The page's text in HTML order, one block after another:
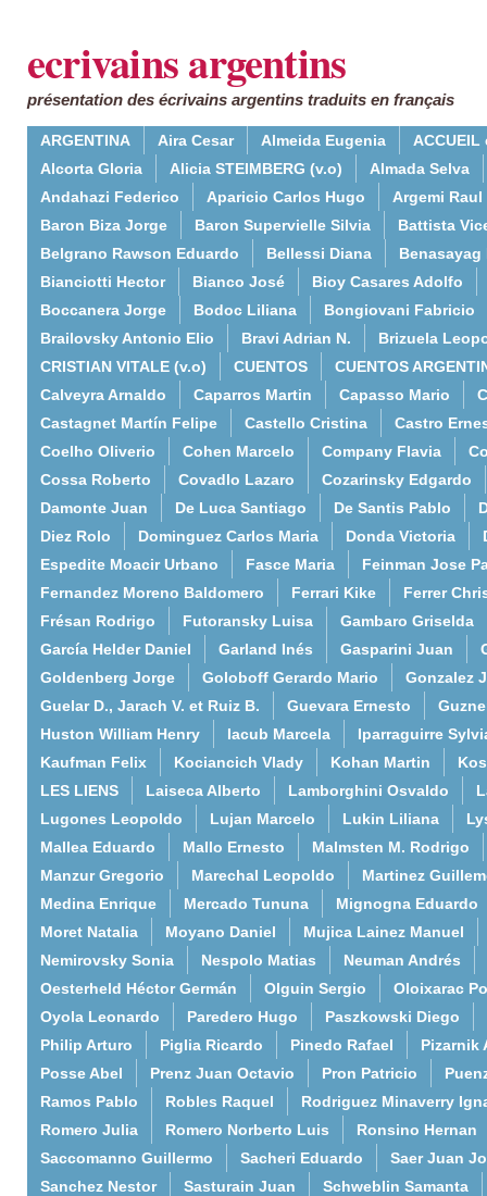
ecrivains argentins
présentation des écrivains argentins traduits en français
ARGENTINA Aira Cesar Almeida Eugenia
ACCUEIL
Alcorta Gloria
Alicia STEIMBERG (v.o)
Almada Selva
Andahazi Federico
Aparicio Carlos Hugo
Argemi Raul
Baron Biza Jorge
Baron Supervielle Silvia
Battista
Belgrano Rawson Eduardo
Bellessi Diana
Benasayag
Bianciotti Hector
Bianco José
Bioy Casares Adolfo
Boccanera Jorge
Bodoc Liliana
Bongiovani Fabricio
Brailovsky Antonio Elio
Bravi Adrian N.
Brizuela
CRISTIAN VITALE (v.o)
CUENTOS
CUENTOS
Calveyra Arnaldo
Caparros Martin Capasso Mario
Castagnet Martín Felipe
Castello Cristina
Castro
Coelho Oliverio
Cohen Marcelo Company Flavia
Cossa Roberto
Covadlo Lazaro
Cozarinsky Edgardo
Damonte Juan
De Luca Santiago De Santis Pablo
Diez Rolo
Dominguez Carlos Maria Donda Victoria
Espedite Moacir Urbano
Fasce Maria
Feinman Jose
Fernandez Moreno Baldomero
Ferrari Kike
Ferrer
Frésan Rodrigo
Futoransky Luisa
Gambaro Griselda
García Helder Daniel
Garland Inés Gasparini Juan
Goldenberg Jorge
Goloboff Gerardo Mario
Gonzalez
Guelar D., Jarach V. et Ruiz B.
Guevara Ernesto
Huston William Henry
Iacub Marcela
Iparraguirre
Kaufman Felix
Kociancich Vlady Kohan Martin
LES LIENS
Laiseca Alberto Lamborghini Osvaldo
Lugones Leopoldo
Lujan Marcelo Lukin Liliana
Mallea Eduardo
Mallo Ernesto
Malmsten M. Rodrigo
Manzur Gregorio
Marechal Leopoldo
Martinez
Medina Enrique
Mercado Tununa
Mignogna Eduardo
Moret Natalia
Moyano Daniel
Mujica Lainez Manuel
Nemirovsky Sonia
Nespolo Matias
Neuman Andrés
Oesterheld Héctor Germán
Olguin Sergio
Oloixarac
Oyola Leonardo
Paredero Hugo
Paszkowski Diego
Philip Arturo
Piglia Ricardo Pinedo Rafael
Pizarnik
Posse Abel
Prenz Juan Octavio Pron Patricio
Ramos Pablo
Robles Raquel
Rodriguez Minaverry
Romero Julia
Romero Norberto Luis
Ronsino Hernan
Saccomanno Guillermo
Sacheri Eduardo
Saer Juan
Sanchez Nestor
Sasturain Juan
Schweblin Samanta